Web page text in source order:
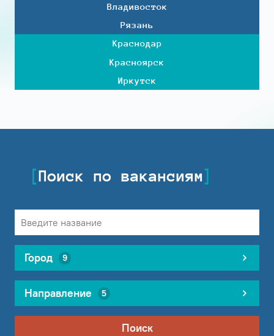
Владивосток
Рязань
Краснодар
Красноярск
Иркутск
Поиск по вакансиям
Город 9
Направление 5
Поиск